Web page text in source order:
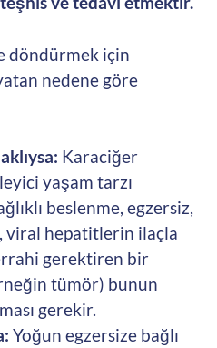
döndürmek için
nedene göre
Karaciğer
yaşam tarzı
beslenme, egzersiz,
viral hepatitlerin ilaçla
gerektiren bir
tümör) bunun
gerekir.
Yoğun egzersize bağlı